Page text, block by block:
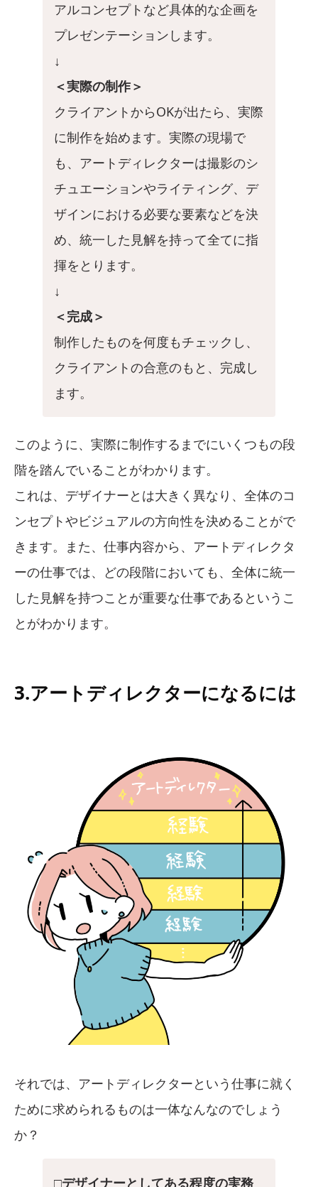
アルコンセプトなど具体的な企画を
プレゼンテーションします。
↓
＜実際の制作＞
クライアントからOKが出たら、実際
に制作を始めます。実際の現場で
も、アートディレクターは撮影のシ
チュエーションやライティング、デ
ザインにおける必要な要素などを決
め、統一した見解を持って全てに指
揮をとります。
↓
＜完成＞
制作したものを何度もチェックし、
クライアントの合意のもと、完成し
ます。
このように、実際に制作するまでにいくつもの段
階を踏んでいることがわかります。
これは、デザイナーとは大きく異なり、全体のコ
ンセプトやビジュアルの方向性を決めることがで
きます。また、仕事内容から、アートディレクタ
ーの仕事では、どの段階においても、全体に統一
した見解を持つことが重要な仕事であるというこ
とがわかります。
3.アートディレクターになるには
それでは、アートディレクターという仕事に就く
ために求められるものは一体なんなのでしょう
か？
□デザイナーとしてある程度の実務